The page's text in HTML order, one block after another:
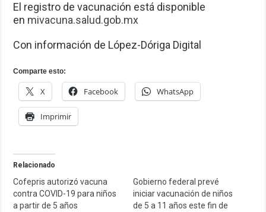
El registro de vacunación está disponible
en mivacuna.salud.gob.mx
Con información de López-Dóriga Digital
Comparte esto:
X Facebook WhatsApp
Imprimir
Relacionado
Cofepris autorizó vacuna
contra COVID-19 para niños
a partir de 5 años
Gobierno federal prevé
iniciar vacunación de niños
de 5 a 11 años este fin de